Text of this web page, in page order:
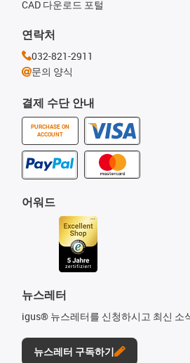
결제 수단 안내
PURCHASE ON
ACCOUNT
CAD 다운로드 포털
어워드
뉴스레터
igus® 뉴스레터를 신청하시고 최신 소
뉴스레터 구독하기
연락처
032-821-2911
문의 양식